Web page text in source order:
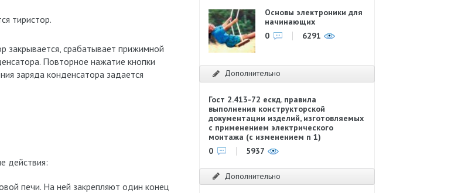
тиристор.
закрывается, срабатывает прижимной
Повторное нажатие кнопки
заряда конденсатора задается
действия:
печи. На ней закрепляют один конец
Основы электроники для
начинающих
0
6291
Дополнительно
Гост 2.413-72 ескд. правила
выполнения конструкторской
документации изделий, изготовляемых
с применением электрического
монтажа (с изменением n 1)
0
5937
Дополнительно